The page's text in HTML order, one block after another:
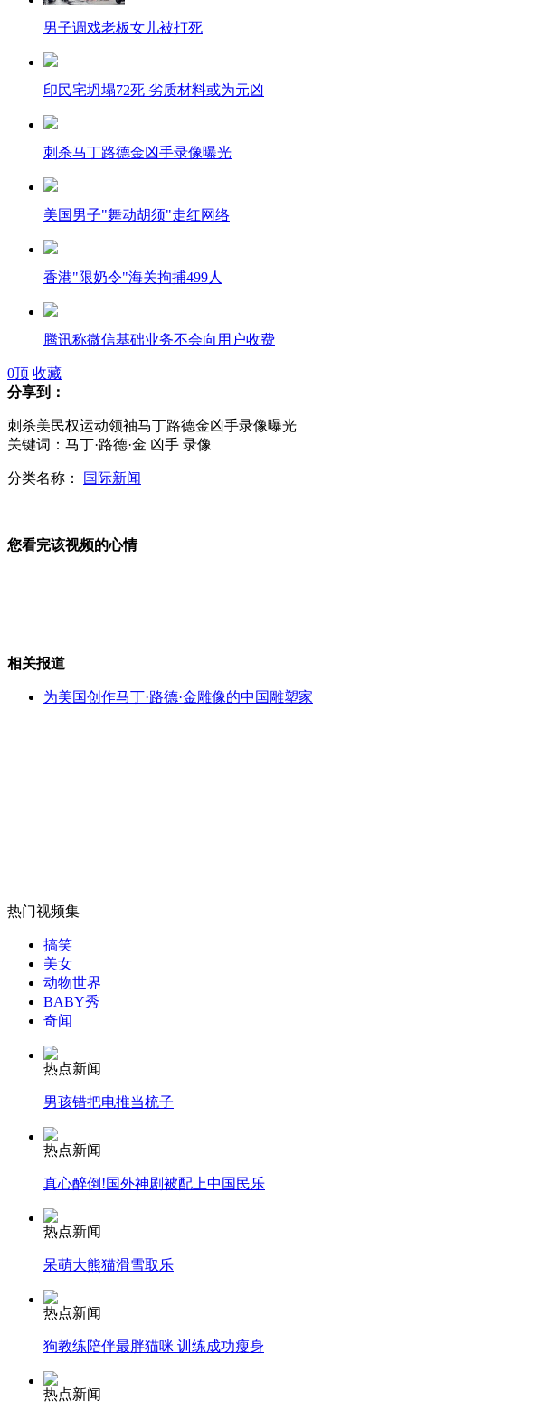
男子调戏老板女儿被打死
印民宅坍塌72死 劣质材料或为元凶
刺杀马丁路德金凶手录像曝光
美国男子"舞动胡须"走红网络
香港"限奶令"海关拘捕499人
腾讯称微信基础业务不会向用户收费
我国应对H7N9人禽流感新药获准上市
林毅夫:中国未来发展应靠投资而非消费驱动
外交部：有关国家言论片面不公正
走！跟着总书记去植树
消防员救轻生者 花炮节热闹非凡
纽约上演“枕头大战”
0顶 收藏
分享到：
刺杀美民权运动领袖马丁路德金凶手录像曝光
关键词：马丁·路德·金 凶手 录像
分类名称： 国际新闻
您看完该视频的心情
相关报道
为美国创作马丁·路德·金雕像的中国雕塑家
热门视频集
搞笑
美女
动物世界
BABY秀
奇闻
热点新闻
男孩错把电推当梳子
热点新闻
真心醉倒!国外神剧被配上中国民乐
热点新闻
呆萌大熊猫滑雪取乐
热点新闻
狗教练陪伴最胖猫咪 训练成功瘦身
热点新闻